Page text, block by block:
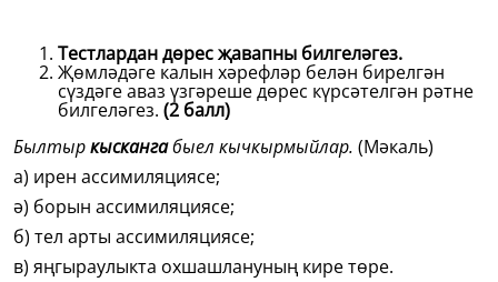
Тестлардан дөрес җавапны билгеләгез.
Җөмләдәге калын хәрефләр белән бирелгән
сүздәге аваз үзгәреше дөрес күрсәтелгән рәтне
билгеләгез. (2 балл)
Былтыркыскангабыел кычкырмыйлар. (Мәкаль)
а) ирен ассимиляциясе;
ә) борын ассимиляциясе;
б) тел арты ассимиляциясе;
в) яңгыраулыкта охшашлануның кире төре.